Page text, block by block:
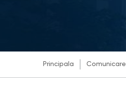
Principala Comunicare